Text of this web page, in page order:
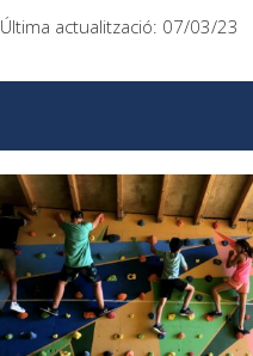
Última actualització: 07/03/23